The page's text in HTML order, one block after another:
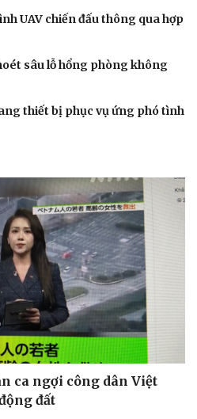
Đời sống
UAV chiến đấu thông qua hợp
sâu lỗ hổng phòng không
thiết bị phục vụ ứng phó tình
ca ngợi công dân Việt
đất